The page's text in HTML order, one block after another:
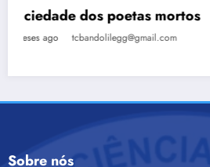
Moça com Brinco de Pérola
4 meses ago tcbandolilegg@gmail.com